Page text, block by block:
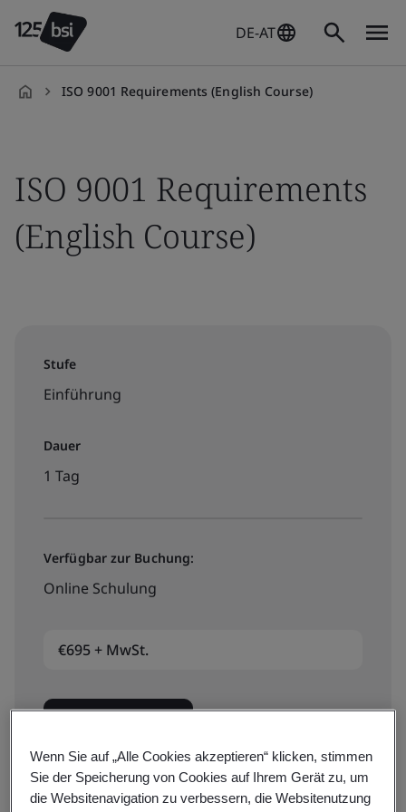
DE-AT
ISO 9001 Requirements (English Course)
ISO 9001 Requirements
(English Course)
Stufe
Einführung
Dauer
1 Tag
Verfügbar zur Buchung:
Online Schulung
€695 + MwSt.
Termine/Preise
Wenn Sie auf „Alle Cookies akzeptieren“ klicken, stimmen
Sie der Speicherung von Cookies auf Ihrem Gerät zu, um
die Websitenavigation zu verbessern, die Websitenutzung